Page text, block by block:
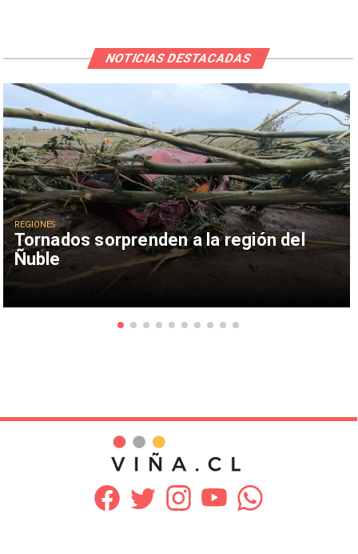
Tornados sorprenden a la región del
Ñuble
REGIONES
NOTICIAS DESTACADAS